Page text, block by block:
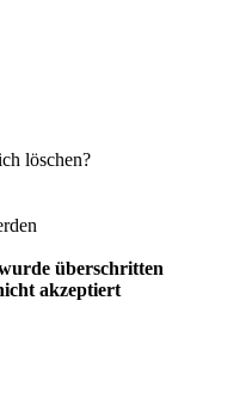
löschen?
überschritten
akzeptiert